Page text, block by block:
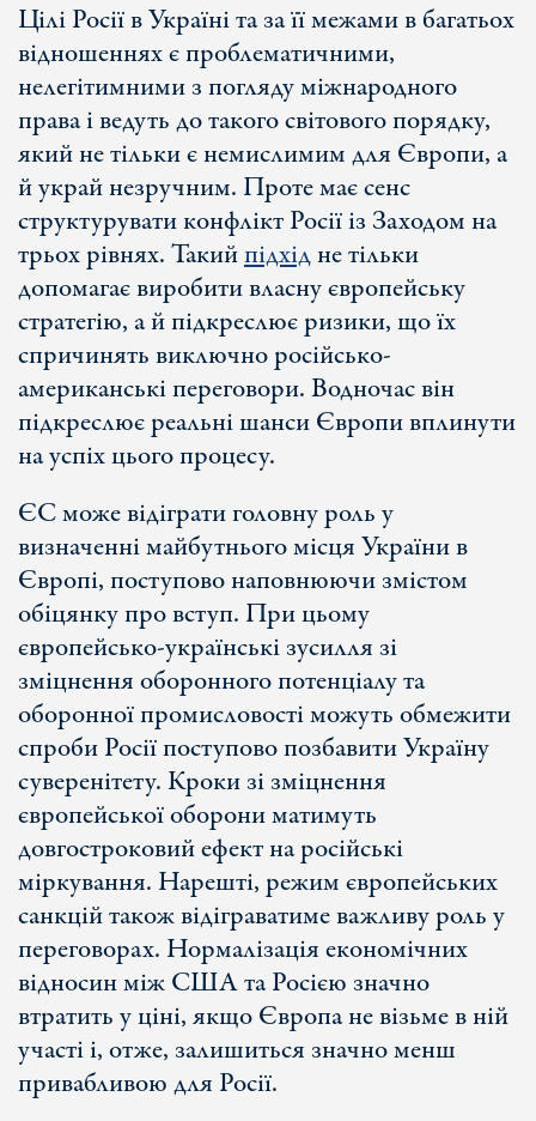
Цілі Росії в Україні та за її межами в багатьох
відношеннях є проблематичними,
нелегітимними з погляду міжнародного
права і ведуть до такого світового порядку,
який не тільки є немислимим для Європи, а
й украй незручним. Проте має сенс
структурувати конфлікт Росії із Заходом на
трьох рівнях. Такийпідхідне тільки
допомагає виробити власну європейську
стратегію, а й підкреслює ризики, що їх
спричинять виключно російсько-
американські переговори. Водночас він
підкреслює реальні шанси Європи вплинути
на успіх цього процесу.
ЄС може відіграти головну роль у
визначенні майбутнього місця України в
Європі, поступово наповнюючи змістом
обіцянку про вступ. При цьому
європейсько-українські зусилля зі
зміцнення оборонного потенціалу та
оборонної промисловості можуть обмежити
спроби Росії поступово позбавити Україну
суверенітету. Кроки зі зміцнення
європейської оборони матимуть
довгостроковий ефект на російські
міркування. Нарешті, режим європейських
санкцій також відіграватиме важливу роль у
переговорах. Нормалізація економічних
відносин між США та Росією значно
втратить у ціні, якщо Європа не візьме в ній
участі і, отже, залишиться значно менш
привабливою для Росії.